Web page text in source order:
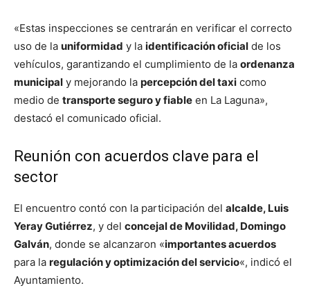
«Estas inspecciones se centrarán en verificar el correcto
uso de la uniformidad y la identificación oficial de los
vehículos, garantizando el cumplimiento de la ordenanza
municipal y mejorando la percepción del taxi como
medio de transporte seguro y fiable en La Laguna»,
destacó el comunicado oficial.
Reunión con acuerdos clave para el
sector
El encuentro contó con la participación del alcalde, Luis
Yeray Gutiérrez, y del concejal de Movilidad, Domingo
Galván, donde se alcanzaron «importantes acuerdos
para la regulación y optimización del servicio«, indicó el
Ayuntamiento.